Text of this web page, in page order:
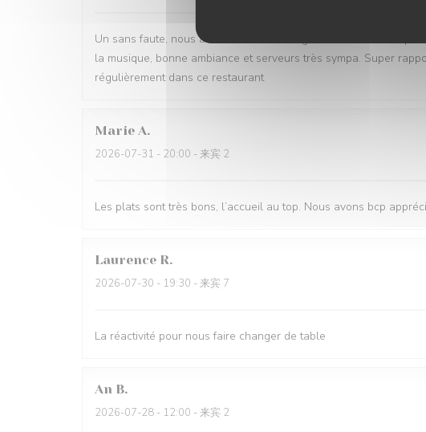
Un sans faute, nous avons très bien mangé, la cuisine laisse
la musique, bonne ambiance et serveurs très sympa. Super
régulièrement dans ce restaurant
Marie A
2026-07-31 - 20:00 - 来宾 2
Les plats sont très bons, l’accueil au top. Nous avons bcp
Laurence R
2026-07-30 - 19:30 - 来宾 7
La réactivité pour nous faire changer de table
An B
2026-07-28 - 12:00 - 来宾 2